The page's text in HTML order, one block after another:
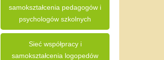
samokształcenia pedagogów i
psychologów szkolnych
Sieć współpracy i
samokształcenia logopedów